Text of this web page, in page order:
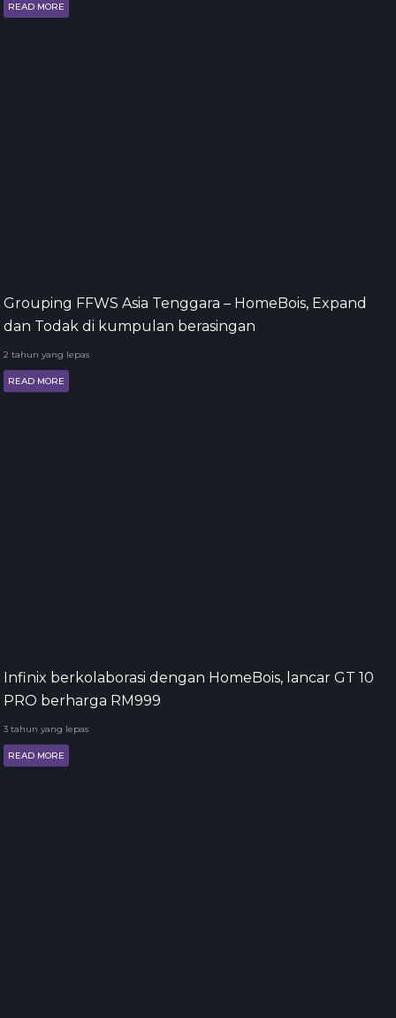
READ MORE
Grouping FFWS Asia Tenggara – HomeBois, Expand
dan Todak di kumpulan berasingan
2 tahun yang lepas
READ MORE
Infinix berkolaborasi dengan HomeBois, lancar GT 10
PRO berharga RM999
3 tahun yang lepas
READ MORE